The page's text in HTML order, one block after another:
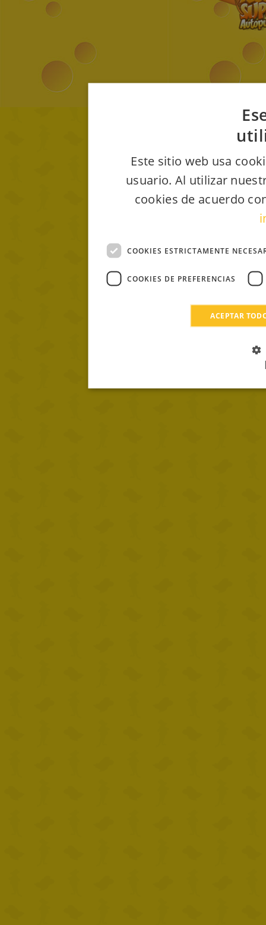
Este sitio web usa
usuario. Al utilizar
cookies de acuerdo
COOKIES ESTRICTAMENTE
COOKIES DE PREFERENCIAS
ACEPTAR